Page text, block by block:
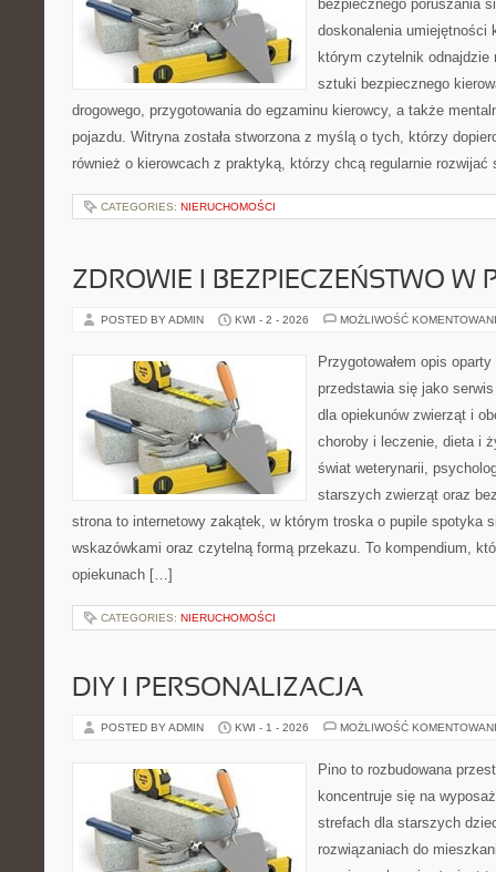
bezpiecznego poruszania
doskonalenia umiejętności
którym czytelnik odnajdzie
sztuki bezpiecznego
drogowego, przygotowania do egzaminu kierowcy, a także
pojazdu. Witryna została stworzona z myślą o tych, którzy
również o kierowcach z praktyką, którzy chcą regularnie
CATEGORIES: NIERUCHOMOŚCI
ZDROWIE I BEZPIECZEŃSTWO W
POSTED BY ADMIN KWI - 2 - 2026 MOŻLIWOŚĆ
Przygotowałem opis
przedstawia się jako
dla opiekunów zwierząt i
choroby i leczenie, dieta i
świat weterynarii,
starszych zwierząt oraz
strona to internetowy zakątek, w którym troska o pupile spotyka
wskazówkami oraz czytelną formą przekazu. To kompendium,
opiekunach […]
CATEGORIES: NIERUCHOMOŚCI
DIY I PERSONALIZACJA
POSTED BY ADMIN KWI - 1 - 2026 MOŻLIWOŚĆ
Pino to rozbudowana
koncentruje się na
strefach dla starszych
rozwiązaniach do